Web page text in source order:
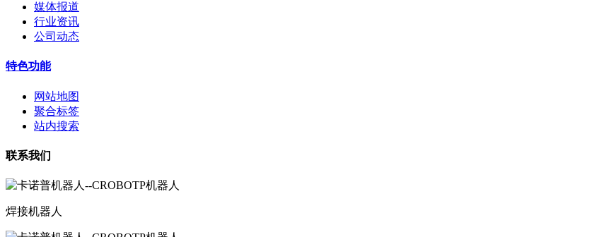
媒体报道
行业资讯
公司动态
特色功能
网站地图
聚合标签
站内搜索
联系我们
焊接机器人